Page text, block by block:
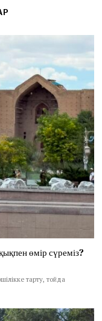
өмір сүреміз?
тарту, тойда